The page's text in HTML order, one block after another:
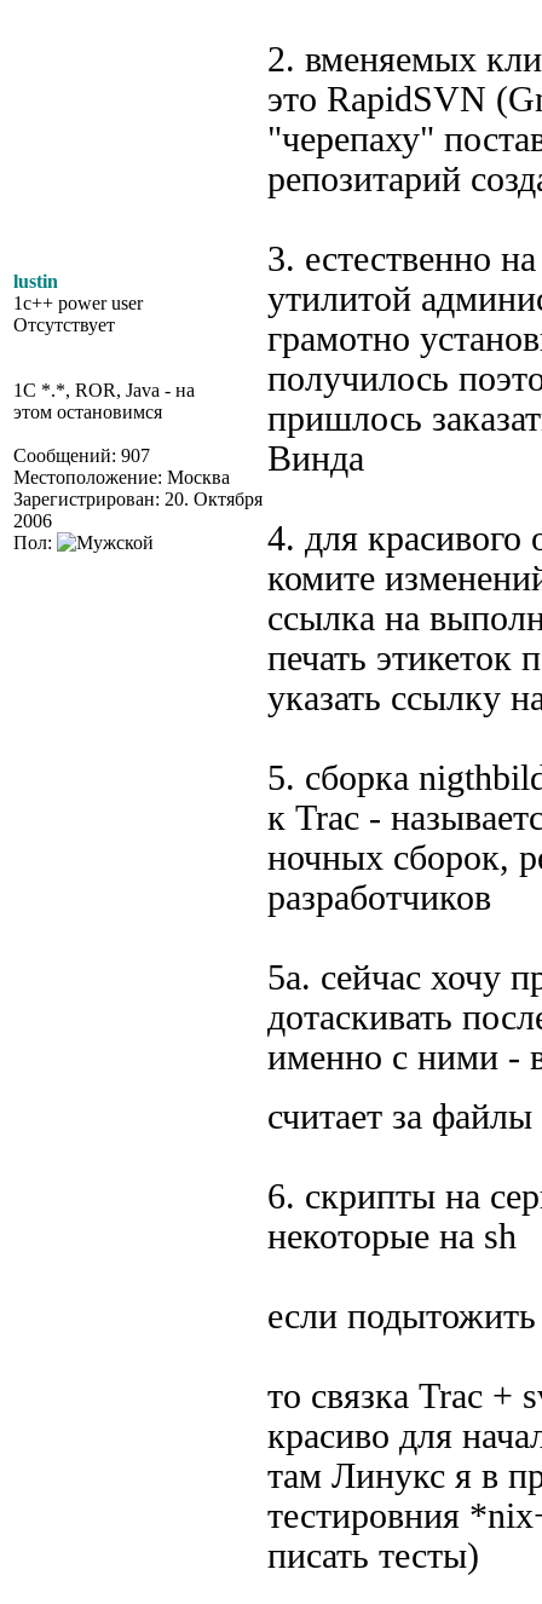
lustin
1c++ power user
Отсутствует
1C *.*, ROR, Java - на
этом остановимся
Сообщений: 907
Местоположение: Москва
Зарегистрирован: 20. Октября
2006
Пол:
2. вменяемых
это RapidSVN
"черепаху"
репозитарий
3. естественно
утилитой
грамотно
получилось
пришлось
Винда
4. для красивого
комите
ссылка на
печать
указать ссылку
5. сборка
к Trac -
ночных сборок,
разработчиков
5а. сейчас хочу
дотаскивать
именно с ними -
считает за
6. скрипты на
некоторые на sh
если подытожить
то связка Trac +
красиво для
там Линукс я в
тестировния
писать тесты)